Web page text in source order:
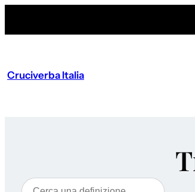
Cruciverba Italia
Cerca